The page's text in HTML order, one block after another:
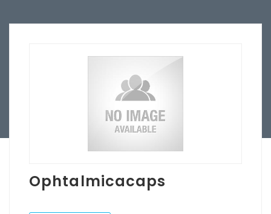
Ophtalmicacaps